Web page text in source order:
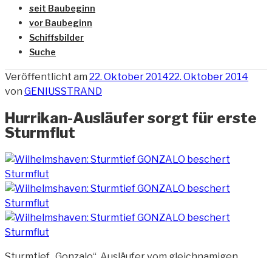
seit Baubeginn
vor Baubeginn
Schiffsbilder
Suche
Veröffentlicht am 22. Oktober 201422. Oktober 2014
von GENIUSSTRAND
Hurrikan-Ausläufer sorgt für erste
Sturmflut